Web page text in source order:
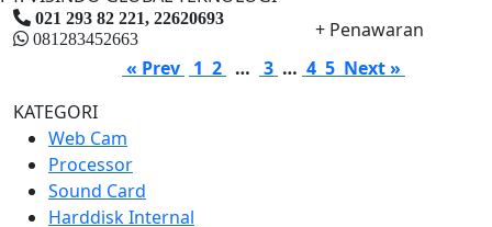
021 293 82 221, 22620693
081283452663
+ Penawaran
« Prev 1 2 … 3 … 4 5 Next »
KATEGORI
Web Cam
Processor
Sound Card
Harddisk Internal